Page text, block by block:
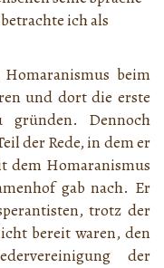
ich als
beim
und dort die erste
gründen. Dennoch
der Rede, in dem er
dem Homaranismus
gab nach. Er
trotz der
bereit waren, den
der